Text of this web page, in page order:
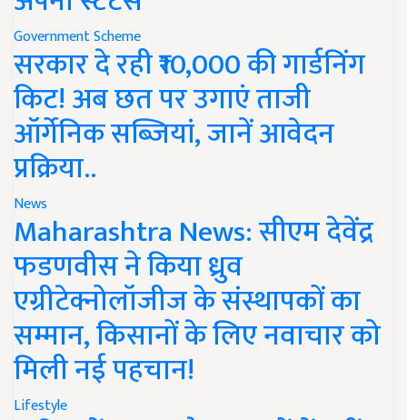
Government Scheme
सरकार दे रही ₹10,000 की गार्डनिंग
किट! अब छत पर उगाएं ताजी
ऑर्गेनिक सब्जियां, जानें आवेदन
प्रक्रिया..
News
Maharashtra News: सीएम देवेंद्र
फडणवीस ने किया ध्रुव
एग्रीटेक्नोलॉजीज के संस्थापकों का
सम्मान, किसानों के लिए नवाचार को
मिली नई पहचान!
Lifestyle